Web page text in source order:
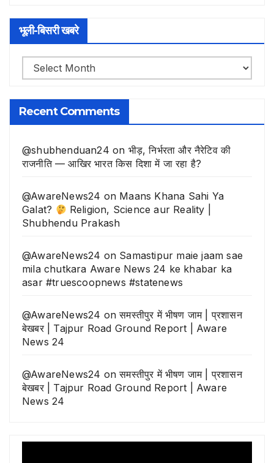
भूली-बिसरी खबरे
भूली-
बिसरी
खबरे
Recent Comments
@shubhenduan24 on भीड़, निर्भरता और नैरेटिव की
राजनीति — आखिर भारत किस दिशा में जा रहा है?
@AwareNews24 on Maans Khana Sahi Ya
Galat?
Religion, Science aur Reality |
Shubhendu Prakash
@AwareNews24 on Samastipur maie jaam sae
mila chutkara Aware News 24 ke khabar ka
asar #truescoopnews #statenews
@AwareNews24 onसमस्तीपुर में भीषण जाम | प्रशासन
बेखबर | Tajpur Road Ground Report | Aware
News 24
@AwareNews24 onसमस्तीपुर में भीषण जाम | प्रशासन
बेखबर | Tajpur Road Ground Report | Aware
News 24